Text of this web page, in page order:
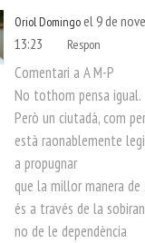
Oriol Domingo el 9 de
13:23
Respon
Comentari a A M-P
No tothom pensa igual.
Però un ciutadà, com
està raonablemente
a propugnar
que la millor manera
és a través de la
no de le dependència